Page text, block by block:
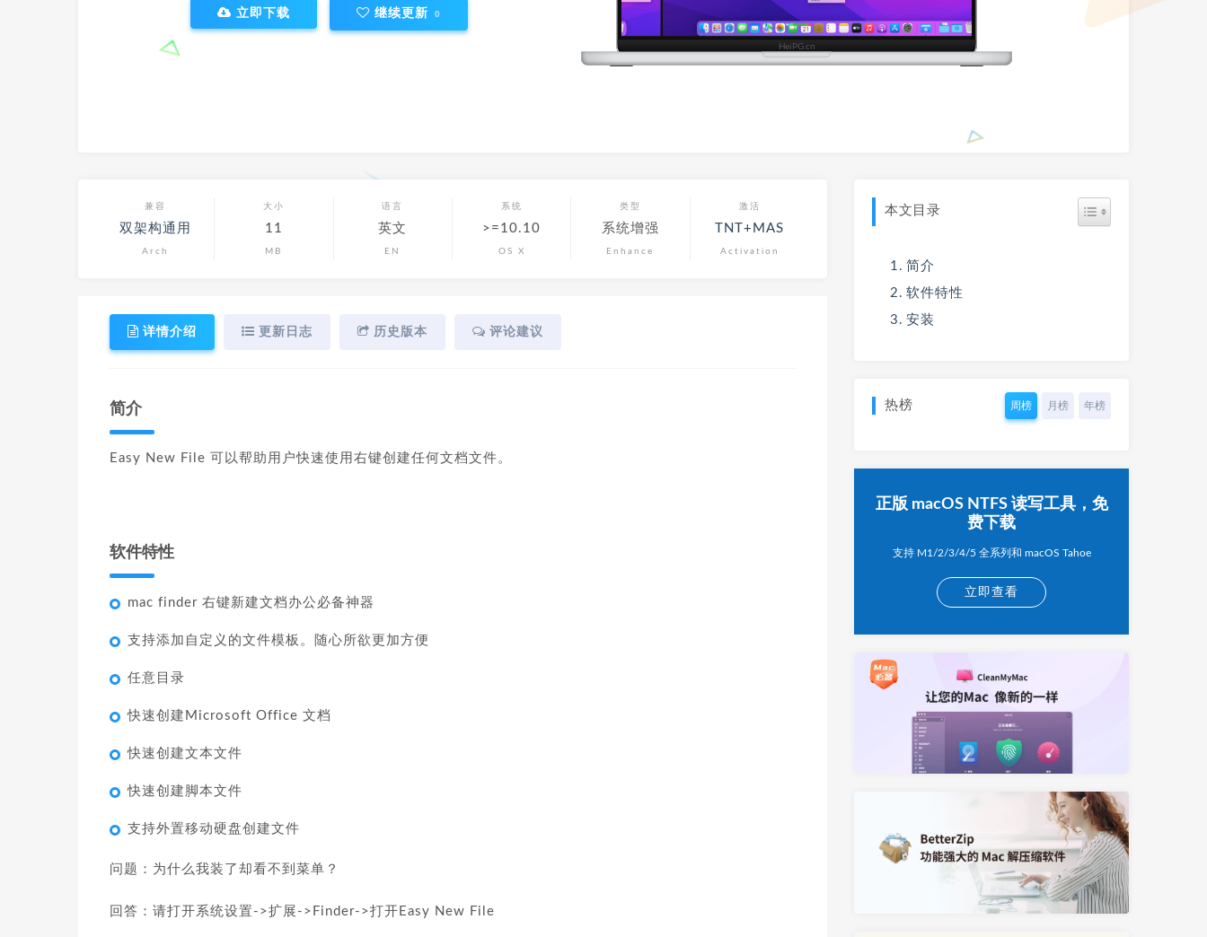
立即下载 继续更新 0
兼容
双架构通用
Arch
大小
11
MB
语言
英文
EN
系统
>=10.10
OS X
类型
系统增强
Enhance
激活
TNT+MAS
Activation
详情介绍 更新日志 历史版本 评论建议
简介
Easy New File 可以帮助用户快速使用右键创建任何文档文件。
软件特性
mac finder 右键新建文档办公必备神器
支持添加自定义的文件模板。随心所欲更加方便
任意目录
快速创建Microsoft Office 文档
快速创建文本文件
快速创建脚本文件
支持外置移动硬盘创建文件
问题：为什么我装了却看不到菜单？
回答：请打开系统设置->扩展->Finder->打开Easy New File
本文目录
简介
软件特性
安装
热榜 周榜 月榜 年榜
正版 macOS NTFS 读写工具，免
费下载
支持 M1/2/3/4/5 全系列和 macOS Tahoe
立即查看